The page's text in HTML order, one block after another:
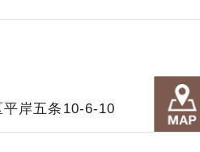
平岸五条10-6-10